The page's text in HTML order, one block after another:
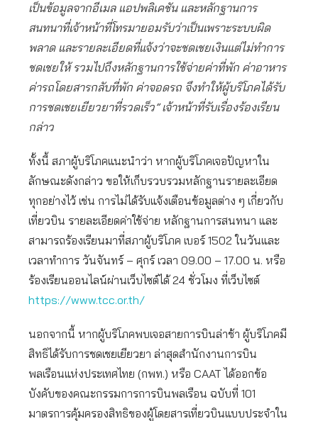
เป็นข้อมูลจากอีเมล แอปพลิเคชัน และหลักฐานการ
สนทนาที่เจ้าหน้าที่โทรมายอมรับว่าเป็นเพราะระบบผิด
พลาด และรายละเอียดที่แจ้งว่าจะชดเชยเงินแต่ไม่ทำการ
ชดเชยให้ รวมไปถึงหลักฐานการใช้จ่ายค่าที่พัก ค่าอาหาร
ค่ารถโดยสารกลับที่พัก ค่าจอดรถ จึงทำให้ผู้บริโภคได้รับ
การชดเชยเยียวยาที่รวดเร็ว” เจ้าหน้าที่รับเรื่องร้องเรียน
กล่าว
ทั้งนี้ สภาผู้บริโภคแนะนำว่า หากผู้บริโภคเจอปัญหาใน
ลักษณะดังกล่าว ขอให้เก็บรวบรวมหลักฐานรายละเอียด
ทุกอย่างไว้ เช่น การไม่ได้รับแจ้งเตือนข้อมูลต่าง ๆ เกี่ยวกับ
เที่ยวบิน รายละเอียดค่าใช้จ่าย หลักฐานการสนทนา และ
สามารถร้องเรียนมาที่สภาผู้บริโภค เบอร์ 1502 ในวันและ
เวลาทำการ วันจันทร์ – ศุกร์ เวลา 09.00 – 17.00 น. หรือ
ร้องเรียนออนไลน์ผ่านเว็บไซต์ได้ 24 ชั่วโมง ที่เว็บไซต์
https://www.tcc.or.th/
นอกจากนี้ หากผู้บริโภคพบเจอสายการบินล่าช้า ผู้บริโภคมี
สิทธิได้รับการชดเชยเยียวยา ล่าสุดสำนักงานการบิน
พลเรือนแห่งประเทศไทย (กพท.) หรือ CAAT ได้ออกข้อ
บังคับของคณะกรรมการการบินพลเรือน ฉบับที่ 101
มาตรการคุ้มครองสิทธิของผู้โดยสารเที่ยวบินแบบประจำใน